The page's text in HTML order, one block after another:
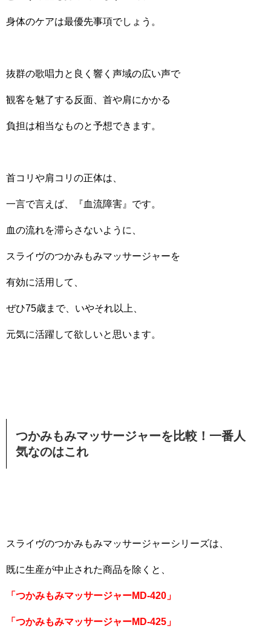
身体のケアは最優先事項でしょう。
抜群の歌唱力と良く響く声域の広い声で
観客を魅了する反面、首や肩にかかる
負担は相当なものと予想できます。
首コリや肩コリの正体は、
一言で言えば、『血流障害』です。
血の流れを滞らさないように、
スライヴのつかみもみマッサージャーを
有効に活用して、
ぜひ75歳まで、いやそれ以上、
元気に活躍して欲しいと思います。
つかみもみマッサージャーを比較！一番人
気なのはこれ
スライヴのつかみもみマッサージャーシリーズは、
既に生産が中止された商品を除くと、
「つかみもみマッサージャーMD-420」
「つかみもみマッサージャーMD-425」